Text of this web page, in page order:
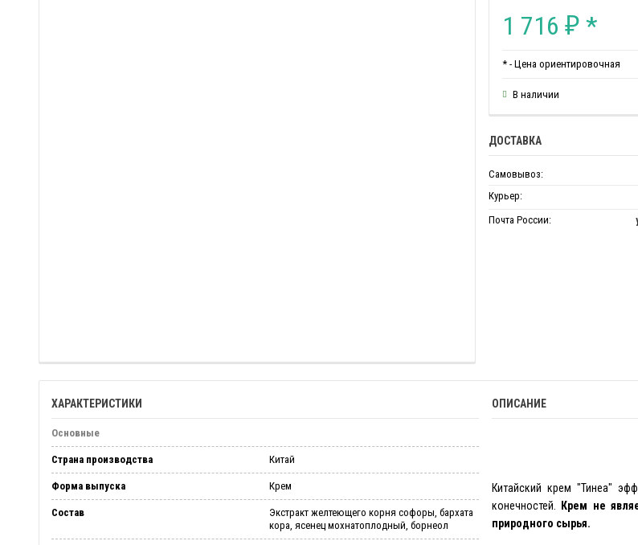
1 716 ₽ *
* - Цена ориентировочная
В наличии
ДОСТАВКА
Самовывоз:
Курьер:
Почта России:
ХАРАКТЕРИСТИКИ
Основные
Страна производства Китай
Форма выпуска Крем
Состав
Экстракт желтеющего корня софоры, бархата
кора, ясенец мохнатоплодный, борнеол
ОПИСАНИЕ
Китайский крем "Тинеа"
конечностей.
Крем не
природного сырья.